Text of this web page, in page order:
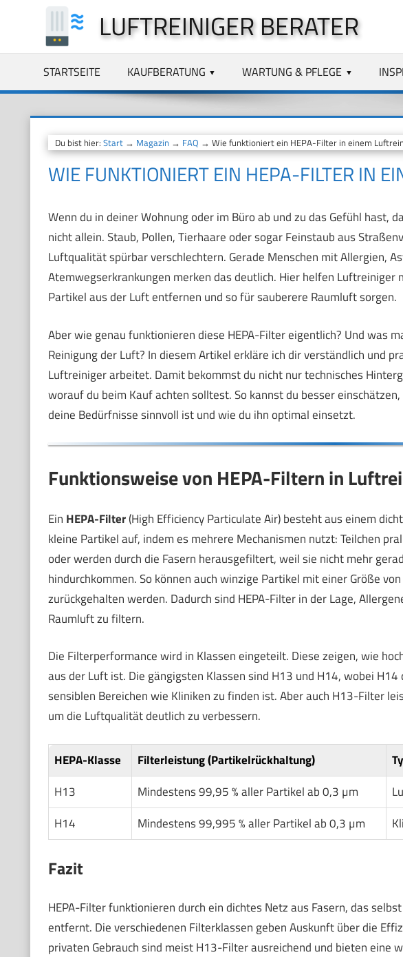
springen
LUFTREINIGER BERATER
STARTSEITE KAUFBERATUNG WARTUNG & PFLEGE
Du bist hier: Start→ Magazin→ FAQ → Wie funktioniert ein HEPA-Filter in einem
WIE FUNKTIONIERT EIN HEPA-FILTER IN
Wenn du in deiner Wohnung oder im Büro ab und zu das Gefühl hast,
nicht allein. Staub, Pollen, Tierhaare oder sogar Feinstaub aus
Luftqualität spürbar verschlechtern. Gerade Menschen mit Allergien,
Atemwegserkrankungen merken das deutlich. Hier helfen Luftreiniger
Partikel aus der Luft entfernen und so für sauberere Raumluft sorgen.
Aber wie genau funktionieren diese HEPA-Filter eigentlich? Und was
Reinigung der Luft? In diesem Artikel erkläre ich dir verständlich und
Luftreiniger arbeitet. Damit bekommst du nicht nur technisches
worauf du beim Kauf achten solltest. So kannst du besser
deine Bedürfnisse sinnvoll ist und wie du ihn optimal einsetzt.
Funktionsweise von HEPA-Filtern in
Ein HEPA-Filter(High Efficiency Particulate Air) besteht aus einem
kleine Partikel auf, indem es mehrere Mechanismen nutzt: Teilchen
oder werden durch die Fasern herausgefiltert, weil sie nicht mehr
hindurchkommen. So können auch winzige Partikel mit einer Größe
zurückgehalten werden. Dadurch sind HEPA-Filter in der Lage,
Raumluft zu filtern.
Die Filterperformance wird in Klassen eingeteilt. Diese zeigen, wie
aus der Luft ist. Die gängigsten Klassen sind H13 und H14, wobei
sensiblen Bereichen wie Kliniken zu finden ist. Aber auch H13-Filter
um die Luftqualität deutlich zu verbessern.
HEPA-Klasse Filterleistung (Partikelrückhaltung)
H13
Mindestens 99,95 % aller Partikel ab 0,3 µm
H14
Mindestens 99,995 % aller Partikel ab 0,3 µm
Fazit
HEPA-Filter funktionieren durch ein dichtes Netz aus Fasern, das
entfernt. Die verschiedenen Filterklassen geben Auskunft über die
privaten Gebrauch sind meist H13-Filter ausreichend und bieten eine